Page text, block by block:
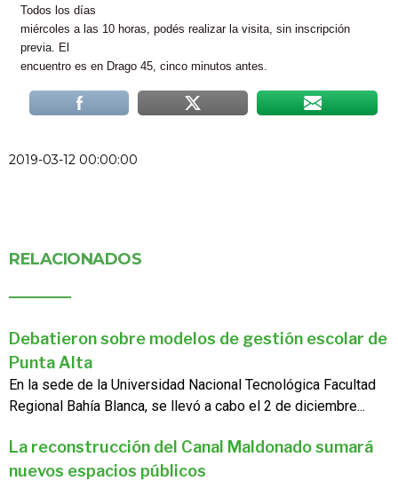
Todos los días
miércoles a las 10 horas, podés realizar la visita, sin inscripción
previa. El
encuentro es en Drago 45, cinco minutos antes.
2019-03-12 00:00:00
RELACIONADOS
Debatieron sobre modelos de gestión escolar de
Punta Alta
En la sede de la Universidad Nacional Tecnológica Facultad
Regional Bahía Blanca, se llevó a cabo el 2 de diciembre...
La reconstrucción del Canal Maldonado sumará
nuevos espacios públicos